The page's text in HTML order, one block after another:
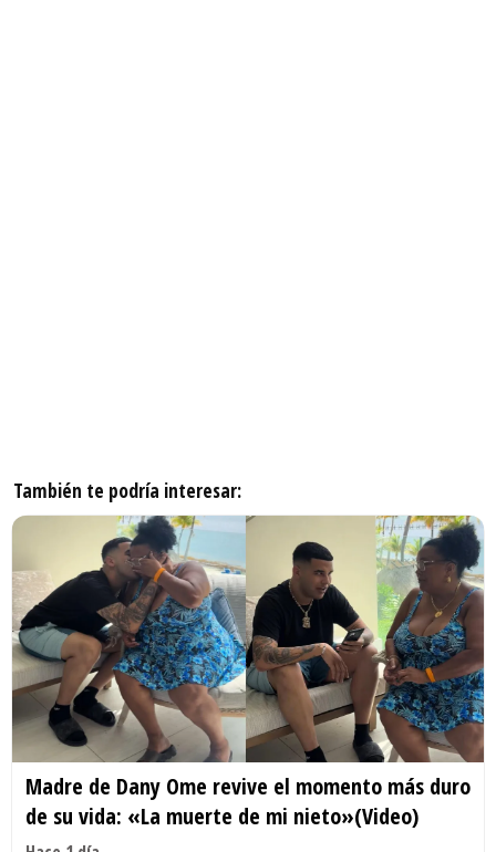
También te podría interesar:
Madre de Dany Ome revive el momento más duro
de su vida: «La muerte de mi nieto»(Video)